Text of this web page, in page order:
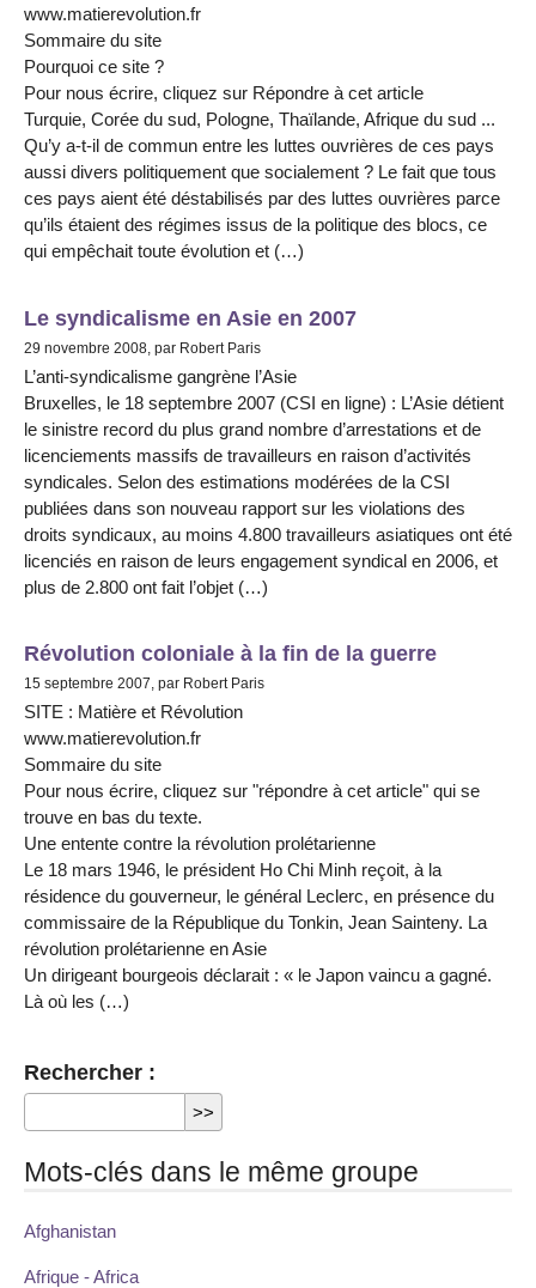
www.matierevolution.fr
Sommaire du site
Pourquoi ce site ?
Pour nous écrire, cliquez sur Répondre à cet article
Turquie, Corée du sud, Pologne, Thaïlande, Afrique du sud ...
Qu’y a-t-il de commun entre les luttes ouvrières de ces pays
aussi divers politiquement que socialement ? Le fait que tous
ces pays aient été déstabilisés par des luttes ouvrières parce
qu’ils étaient des régimes issus de la politique des blocs, ce
qui empêchait toute évolution et (…)
Le syndicalisme en Asie en 2007
29 novembre 2008, par Robert Paris
L’anti-syndicalisme gangrène l’Asie
Bruxelles, le 18 septembre 2007 (CSI en ligne) : L’Asie détient
le sinistre record du plus grand nombre d’arrestations et de
licenciements massifs de travailleurs en raison d’activités
syndicales. Selon des estimations modérées de la CSI
publiées dans son nouveau rapport sur les violations des
droits syndicaux, au moins 4.800 travailleurs asiatiques ont été
licenciés en raison de leurs engagement syndical en 2006, et
plus de 2.800 ont fait l’objet (…)
Révolution coloniale à la fin de la guerre
15 septembre 2007, par Robert Paris
SITE : Matière et Révolution
www.matierevolution.fr
Sommaire du site
Pour nous écrire, cliquez sur "répondre à cet article" qui se
trouve en bas du texte.
Une entente contre la révolution prolétarienne
Le 18 mars 1946, le président Ho Chi Minh reçoit, à la
résidence du gouverneur, le général Leclerc, en présence du
commissaire de la République du Tonkin, Jean Sainteny. La
révolution prolétarienne en Asie
Un dirigeant bourgeois déclarait : « le Japon vaincu a gagné.
Là où les (…)
Rechercher :
Mots-clés dans le même groupe
Afghanistan
Afrique - Africa